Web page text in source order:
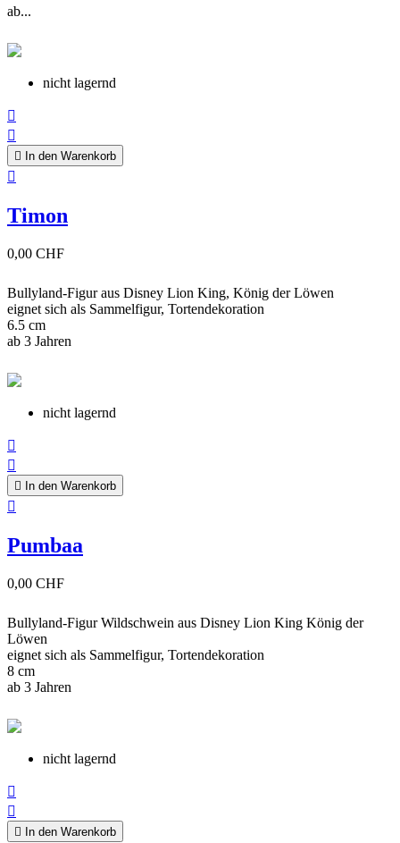
ab...
nicht lagernd


 In den Warenkorb

Timon
0,00 CHF
Bullyland-Figur aus Disney Lion King, König der Löwen
eignet sich als Sammelfigur, Tortendekoration
6.5 cm
ab 3 Jahren
nicht lagernd


 In den Warenkorb

Pumbaa
0,00 CHF
Bullyland-Figur Wildschwein aus Disney Lion King König der
Löwen
eignet sich als Sammelfigur, Tortendekoration
8 cm
ab 3 Jahren
nicht lagernd


 In den Warenkorb